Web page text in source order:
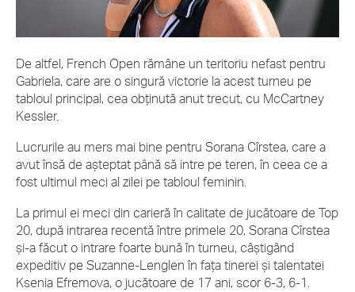
De altfel, French Open rămâne un teritoriu nefast pentru
Gabriela, care are o singură victorie la acest turneu pe
tabloul principal, cea obținută anut trecut, cu McCartney
Kessler.
Lucrurile au mers mai bine pentru Sorana Cîrstea, care a
avut însă de așteptat până să intre pe teren, în ceea ce a
fost ultimul meci al zilei pe tabloul feminin.
La primul ei meci din carieră în calitate de jucătoare de Top
20, după intrarea recentă între primele 20, Sorana Cîrstea
și-a făcut o intrare foarte bună în turneu, câștigând
expeditiv pe Suzanne-Lenglen în fața tinerei și talentatei
Ksenia Efremova, o jucătoare de 17 ani, scor 6-3, 6-1.